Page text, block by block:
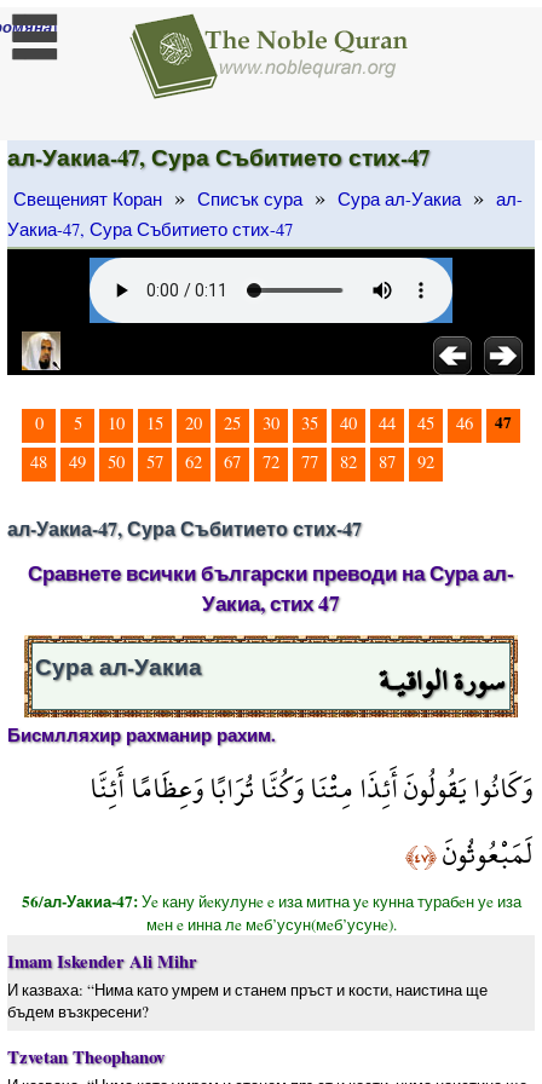
]
ал-Уакиа-47, Сура Събитието стих-47
Свещеният Коран » Списък сура » Сура ал-Уакиа » ал-
Уакиа-47, Сура Събитието стих-47
0 5 10 15 20 25 30 35 40 44 45 46 47
48 49 50 57 62 67 72 77 82 87 92
ал-Уакиа-47, Сура Събитието стих-47
Сравнете всички български преводи на Сура ал-
Уакиа, стих 47
سورة الواقيـة Сура ал-Уакиа
Бисмлляхир рахманир рахим.
وَكَانُوا يَقُولُونَ أَئِذَا مِتْنَا وَكُنَّا تُرَابًا وَعِظَامًا أَئِنَّا
لَمَبْعُوثُونَ﴿٤٧﴾
56/ал-Уакиа-47:Уe кану йeкулунe e иза митна уe кунна турабeн уe иза
мeн e инна лe мeб’усун(мeб’усунe).
Imam Iskender Ali Mihr
И казваха: “Нима като умрем и станем пръст и кости, наистина ще
бъдем възкресени?
Tzvetan Theophanov